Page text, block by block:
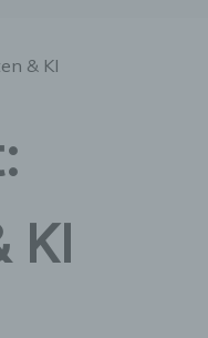
& KI
KI